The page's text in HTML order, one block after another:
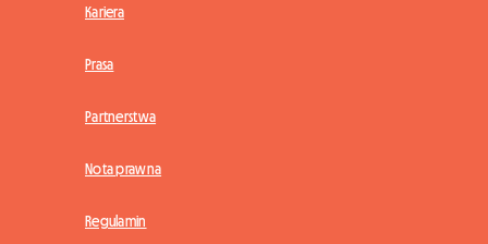
Kariera
Prasa
Partnerstwa
Nota prawna
Regulamin